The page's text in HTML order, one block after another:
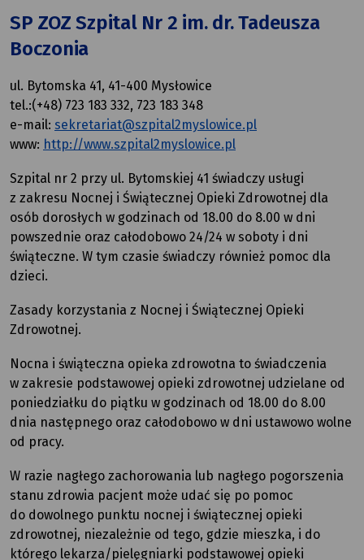
SP ZOZ Szpital Nr 2 im. dr. Tadeusza
Boczonia
ul. Bytomska 41, 41-400 Mysłowice
tel.:(+48) 723 183 332, 723 183 348
e-mail: sekretariat@szpital2myslowice.pl
www: http://www.szpital2myslowice.pl
Szpital nr 2 przy ul. Bytomskiej 41 świadczy usługi
z zakresu Nocnej i Świątecznej Opieki Zdrowotnej dla
osób dorosłych w godzinach od 18.00 do 8.00 w dni
powszednie oraz całodobowo 24/24 w soboty i dni
świąteczne. W tym czasie świadczy również pomoc dla
dzieci.
Zasady korzystania z Nocnej i Świątecznej Opieki
Zdrowotnej.
Nocna i świąteczna opieka zdrowotna to świadczenia
w zakresie podstawowej opieki zdrowotnej udzielane od
poniedziałku do piątku w godzinach od 18.00 do 8.00
dnia następnego oraz całodobowo w dni ustawowo wolne
od pracy.
W razie nagłego zachorowania lub nagłego pogorszenia
stanu zdrowia pacjent może udać się po pomoc
do dowolnego punktu nocnej i świątecznej opieki
zdrowotnej, niezależnie od tego, gdzie mieszka, i do
którego lekarza/pielęgniarki podstawowej opieki